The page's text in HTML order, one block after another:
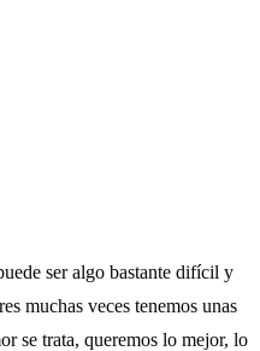
ser algo bastante difícil y
muchas veces tenemos unas
se trata, queremos lo mejor, lo